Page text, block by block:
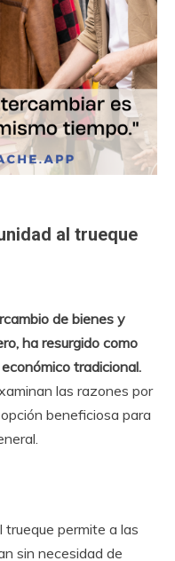
al trueque
de bienes y
ha resurgido como
tradicional.
las razones por
beneficiosa para
trueque permite a las
sin necesidad de